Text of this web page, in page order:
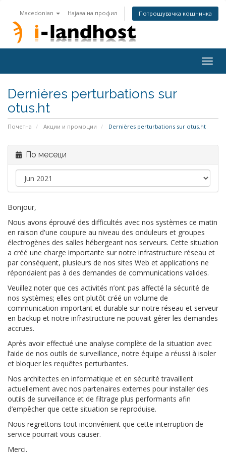
Macedonian Најава на профил Потрошувачка кошничка
Dernières perturbations sur
otus.ht
Почетна Акции и промоции Dernières perturbations sur otus.ht
По месеци
Bonjour,
Nous avons éprouvé des difficultés avec nos systèmes ce matin
en raison d'une coupure au niveau des onduleurs et groupes
électrogènes des salles hébergeant nos serveurs. Cette situation
a créé une charge importante sur notre infrastructure réseau et
par conséquent, plusieurs de nos sites Web et applications ne
répondaient pas à des demandes de communications valides.
Veuillez noter que ces activités n’ont pas affecté la sécurité de
nos systèmes; elles ont plutôt créé un volume de
communication important et durable sur notre réseau et serveur
en backup et notre infrastructure ne pouvait gérer les demandes
accrues.
Après avoir effectué une analyse complète de la situation avec
l’aide de nos outils de surveillance, notre équipe a réussi à isoler
et bloquer les requêtes perturbantes.
Nos architectes en informatique et en sécurité travaillent
actuellement avec nos partenaires externes pour installer des
outils de surveillance et de filtrage plus performants afin
d’empêcher que cette situation se reproduise.
Nous regrettons tout inconvénient que cette interruption de
service pourrait vous causer.
Merci.